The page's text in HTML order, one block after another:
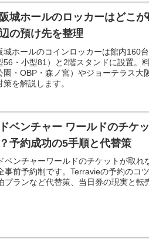
城ホールのロッカーはどこ
の預け先を整理
城ホールのコインロッカーは館内160
56・小型81）と2階スタンドに設置。
園・OBP・森ノ宮）やジョーテラス大
策を解説します。
ベンチャー ワールドのチケ
予約成功の5手順と代替策
ベンチャーワールドのチケットが取れ
事前予約制です。Terravieの予約のコ
プランなど代替策、当日券の現実と転